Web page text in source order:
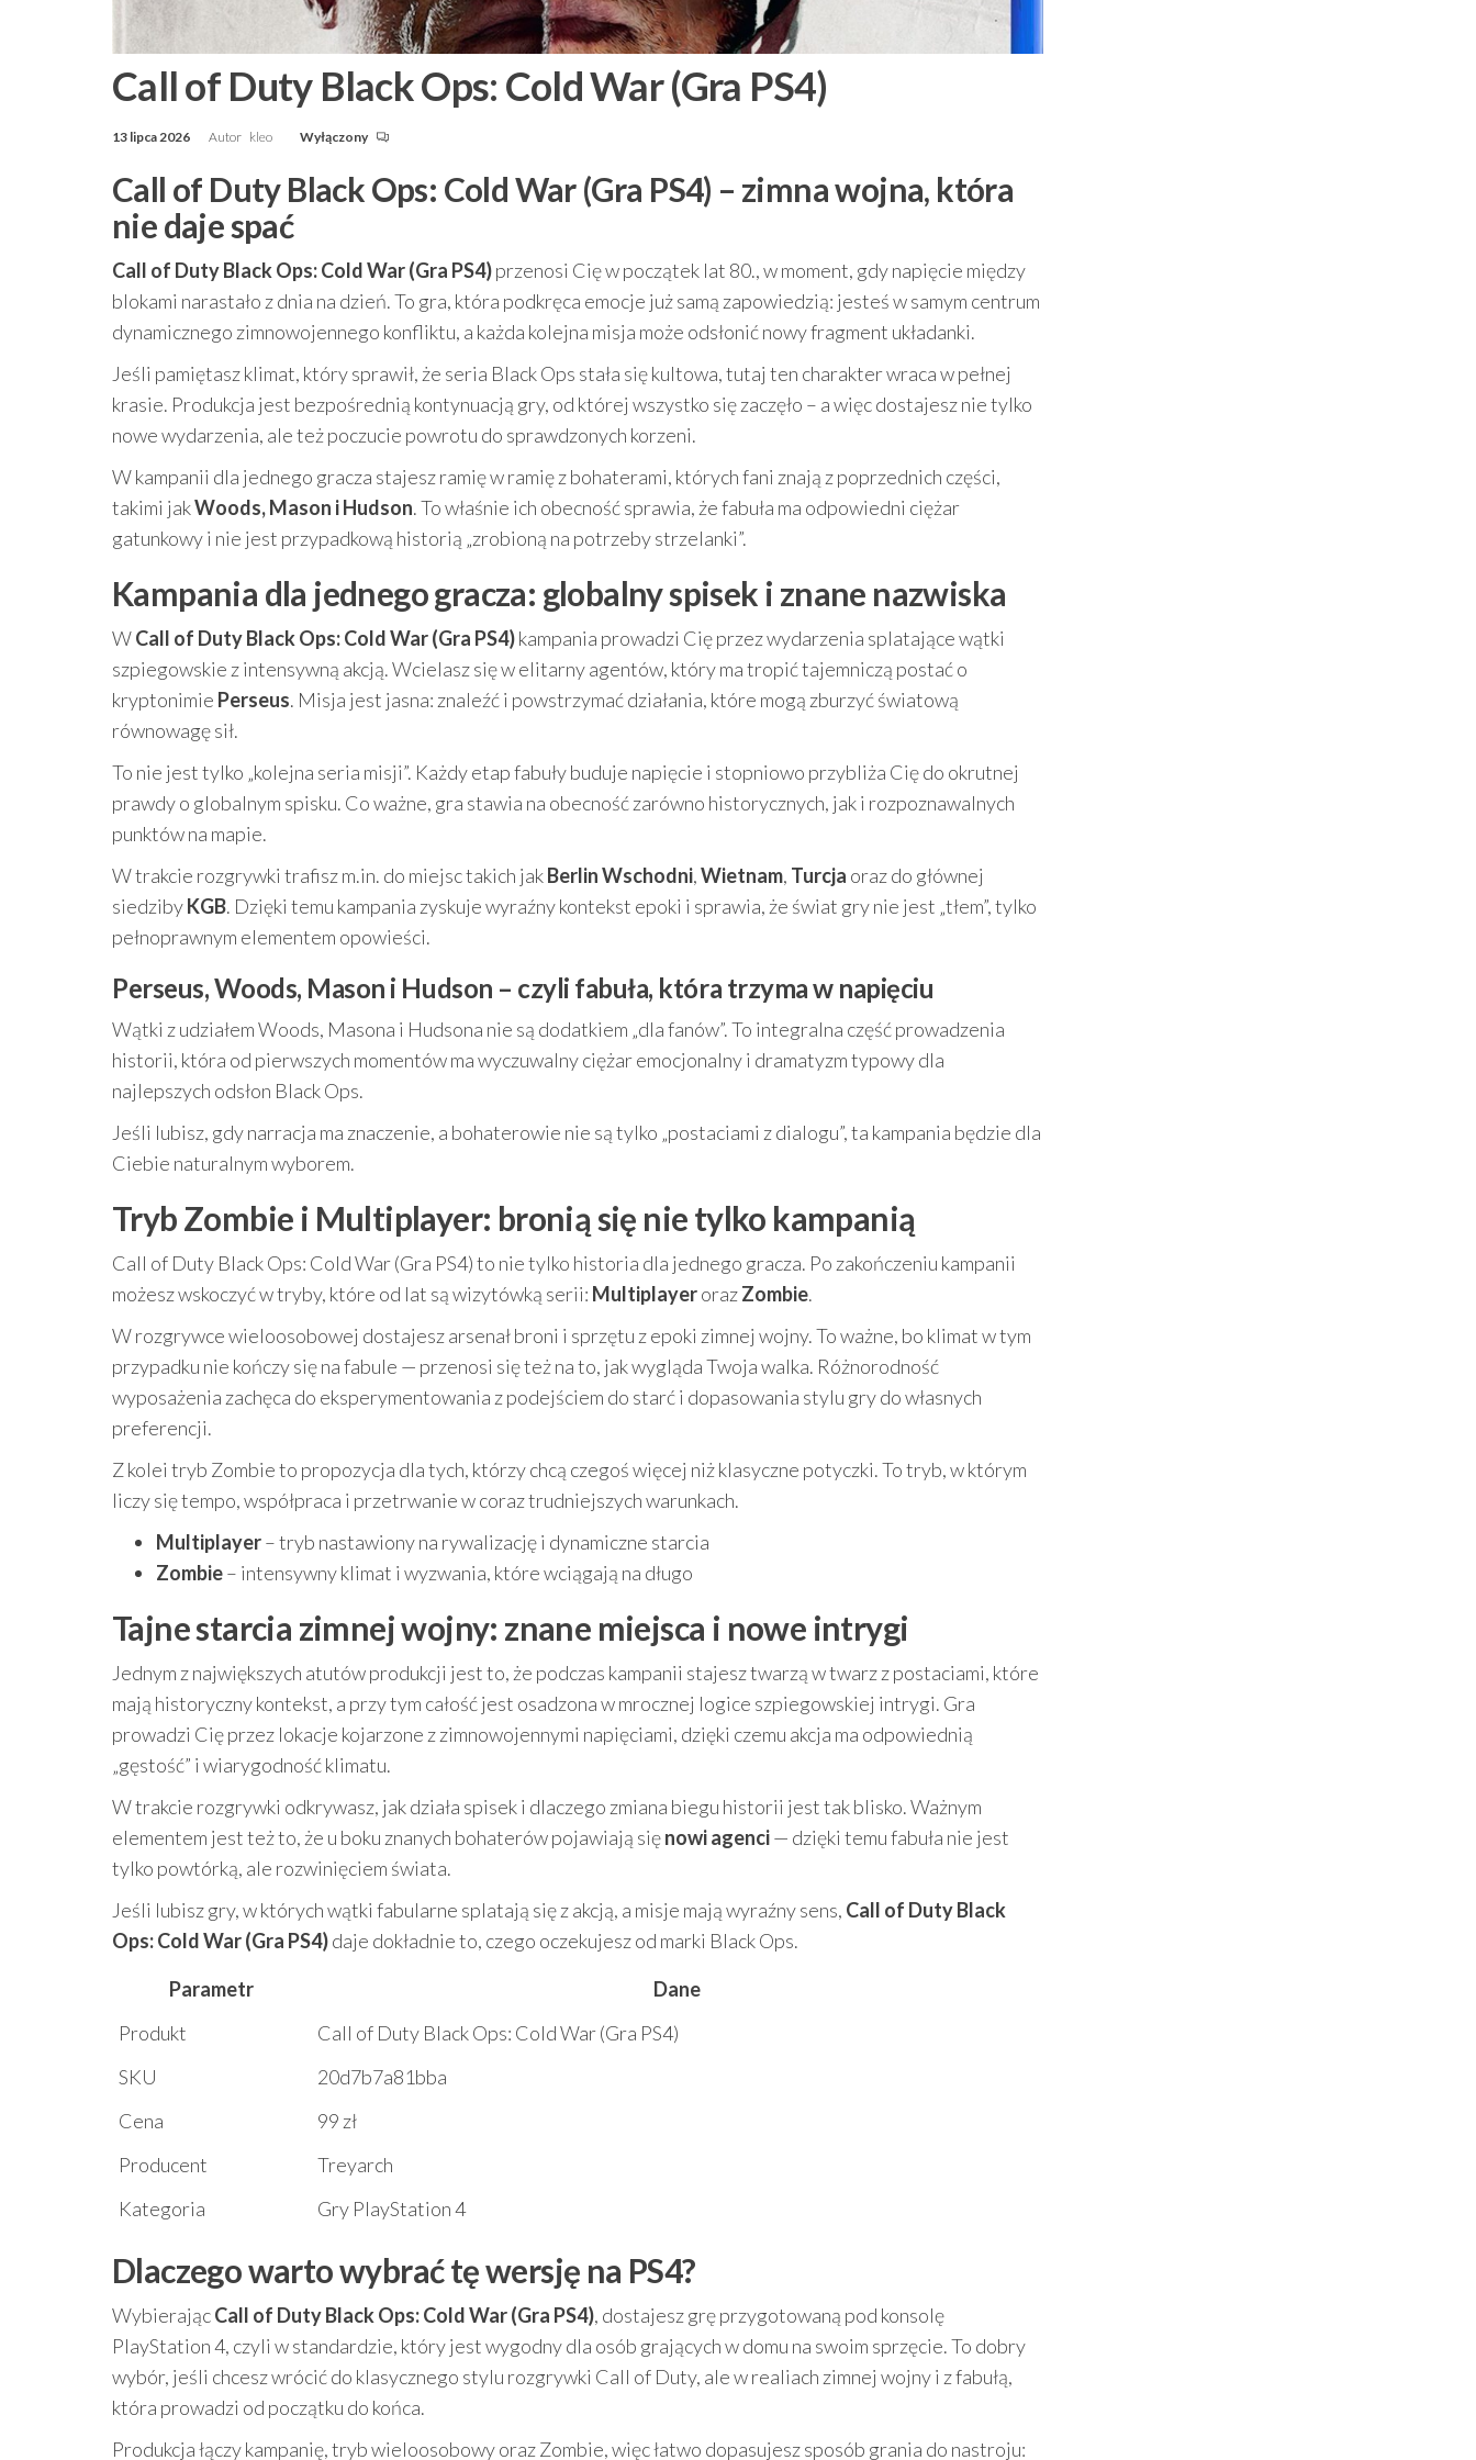
Call of Duty Black Ops: Cold War (Gra PS4)
13 lipca 2026 Autor kleo Wyłączony
Call of Duty Black Ops: Cold War (Gra PS4) – zimna wojna, która
nie daje spać
Call of Duty Black Ops: Cold War (Gra PS4)przenosi Cię w początek lat 80., w moment, gdy napięcie między
blokami narastało z dnia na dzień. To gra, która podkręca emocje już samą zapowiedzią: jesteś w samym centrum
dynamicznego zimnowojennego konfliktu, a każda kolejna misja może odsłonić nowy fragment układanki.
Jeśli pamiętasz klimat, który sprawił, że seria Black Ops stała się kultowa, tutaj ten charakter wraca w pełnej
krasie. Produkcja jest bezpośrednią kontynuacją gry, od której wszystko się zaczęło – a więc dostajesz nie tylko
nowe wydarzenia, ale też poczucie powrotu do sprawdzonych korzeni.
W kampanii dla jednego gracza stajesz ramię w ramię z bohaterami, których fani znają z poprzednich części,
takimi jakWoods, Mason i Hudson. To właśnie ich obecność sprawia, że fabuła ma odpowiedni ciężar
gatunkowy i nie jest przypadkową historią „zrobioną na potrzeby strzelanki”.
Kampania dla jednego gracza: globalny spisek i znane nazwiska
WCall of Duty Black Ops: Cold War (Gra PS4)kampania prowadzi Cię przez wydarzenia splatające wątki
szpiegowskie z intensywną akcją. Wcielasz się w elitarny agentów, który ma tropić tajemniczą postać o
kryptonimie Perseus. Misja jest jasna: znaleźć i powstrzymać działania, które mogą zburzyć światową
równowagę sił.
To nie jest tylko „kolejna seria misji”. Każdy etap fabuły buduje napięcie i stopniowo przybliża Cię do okrutnej
prawdy o globalnym spisku. Co ważne, gra stawia na obecność zarówno historycznych, jak i rozpoznawalnych
punktów na mapie.
W trakcie rozgrywki trafisz m.in. do miejsc takich jakBerlin Wschodni,Wietnam, Turcja oraz do głównej
siedzibyKGB. Dzięki temu kampania zyskuje wyraźny kontekst epoki i sprawia, że świat gry nie jest „tłem”, tylko
pełnoprawnym elementem opowieści.
Perseus, Woods, Mason i Hudson – czyli fabuła, która trzyma w napięciu
Wątki z udziałem Woods, Masona i Hudsona nie są dodatkiem „dla fanów”. To integralna część prowadzenia
historii, która od pierwszych momentów ma wyczuwalny ciężar emocjonalny i dramatyzm typowy dla
najlepszych odsłon Black Ops.
Jeśli lubisz, gdy narracja ma znaczenie, a bohaterowie nie są tylko „postaciami z dialogu”, ta kampania będzie dla
Ciebie naturalnym wyborem.
Tryb Zombie i Multiplayer: bronią się nie tylko kampanią
Call of Duty Black Ops: Cold War (Gra PS4) to nie tylko historia dla jednego gracza. Po zakończeniu kampanii
możesz wskoczyć w tryby, które od lat są wizytówką serii: MultiplayerorazZombie.
W rozgrywce wieloosobowej dostajesz arsenał broni i sprzętu z epoki zimnej wojny. To ważne, bo klimat w tym
przypadku nie kończy się na fabule — przenosi się też na to, jak wygląda Twoja walka. Różnorodność
wyposażenia zachęca do eksperymentowania z podejściem do starć i dopasowania stylu gry do własnych
preferencji.
Z kolei tryb Zombie to propozycja dla tych, którzy chcą czegoś więcej niż klasyczne potyczki. To tryb, w którym
liczy się tempo, współpraca i przetrwanie w coraz trudniejszych warunkach.
Multiplayer– tryb nastawiony na rywalizację i dynamiczne starcia
Zombie– intensywny klimat i wyzwania, które wciągają na długo
Tajne starcia zimnej wojny: znane miejsca i nowe intrygi
Jednym z największych atutów produkcji jest to, że podczas kampanii stajesz twarzą w twarz z postaciami, które
mają historyczny kontekst, a przy tym całość jest osadzona w mrocznej logice szpiegowskiej intrygi. Gra
prowadzi Cię przez lokacje kojarzone z zimnowojennymi napięciami, dzięki czemu akcja ma odpowiednią
„gęstość” i wiarygodność klimatu.
W trakcie rozgrywki odkrywasz, jak działa spisek i dlaczego zmiana biegu historii jest tak blisko. Ważnym
elementem jest też to, że u boku znanych bohaterów pojawiają sięnowi agenci— dzięki temu fabuła nie jest
tylko powtórką, ale rozwinięciem świata.
Jeśli lubisz gry, w których wątki fabularne splatają się z akcją, a misje mają wyraźny sens, Call of Duty Black
Ops: Cold War (Gra PS4)daje dokładnie to, czego oczekujesz od marki Black Ops.
Parametr
Dane
Produkt
Call of Duty Black Ops: Cold War (Gra PS4)
SKU
20d7b7a81bba
Cena
99 zł
Producent
Treyarch
Kategoria
Gry PlayStation 4
Dlaczego warto wybrać tę wersję na PS4?
WybierającCall of Duty Black Ops: Cold War (Gra PS4), dostajesz grę przygotowaną pod konsolę
PlayStation 4, czyli w standardzie, który jest wygodny dla osób grających w domu na swoim sprzęcie. To dobry
wybór, jeśli chcesz wrócić do klasycznego stylu rozgrywki Call of Duty, ale w realiach zimnej wojny i z fabułą,
która prowadzi od początku do końca.
Produkcja łączy kampanię, tryb wieloosobowy oraz Zombie, więc łatwo dopasujesz sposób grania do nastroju: